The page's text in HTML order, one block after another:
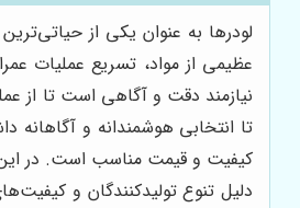
لودرها به عنوان یکی از
عظیمی از مواد، تسریع عملیات
نیازمند دقت و آگاهی است تا از
تا انتخابی هوشمندانه و آگاهانه
کیفیت و قیمت مناسب است. در این